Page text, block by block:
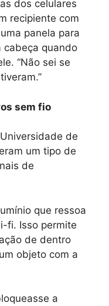
dos celulares
recipiente com
panela para
cabeça quando
“Não sei se
sem fio
de
um tipo de
de
que ressoa
fi. Isso permite
de dentro
objeto com a
a